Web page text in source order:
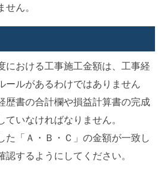
ん。
における工事施工金額は、工事経
ールがあるわけではありません
歴書の合計欄や損益計算書の完成
ていなければなりません。
た「Ａ・Ｂ・Ｃ」の金額が一致し
認するようにしてください。